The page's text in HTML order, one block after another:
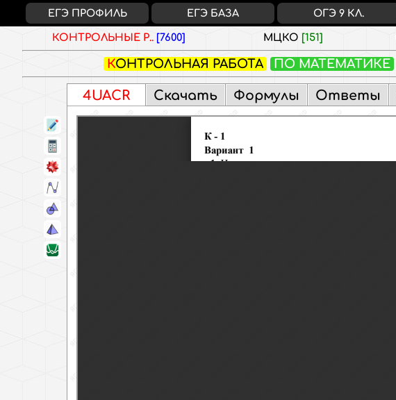
КОНТРОЛЬНЫЕ Р.. [7600] МЦКО [151]
КОНТРОЛЬНАЯ РАБОТА ПО МАТЕМАТИКЕ
4UACR Скачать Формулы Ответы
ЕГЭ ПРОФИЛЬ ЕГЭ БАЗА ОГЭ 9 КЛ.